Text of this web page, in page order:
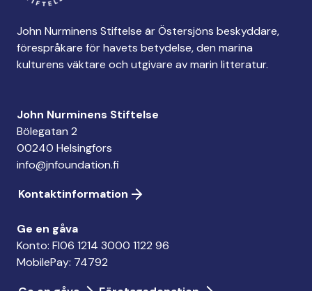
John Nurminens Stiftelse är Östersjöns beskyddare,
förespråkare för havets betydelse, den marina
kulturens väktare och utgivare av marin litteratur.
John Nurminens Stiftelse
Bölegatan 2
00240 Helsingfors
info@jnfoundation.fi
Kontaktinformation
Ge en gåva
Konto: FI06 1214 3000 1122 96
MobilePay: 74792